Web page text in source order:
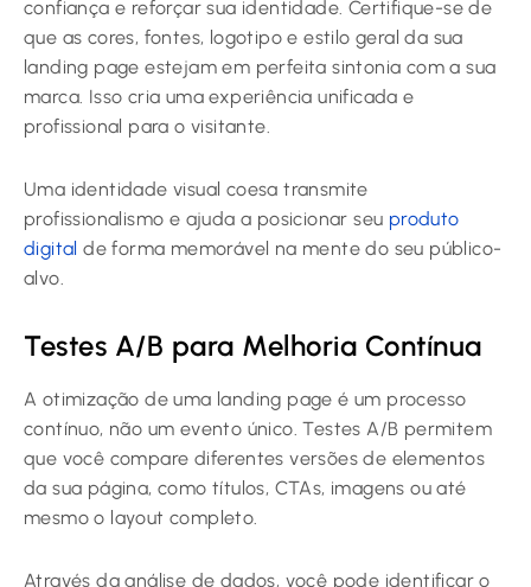
confiança e reforçar sua identidade. Certifique-se de
que as cores, fontes, logotipo e estilo geral da sua
landing page estejam em perfeita sintonia com a sua
marca. Isso cria uma experiência unificada e
profissional para o visitante.
Uma identidade visual coesa transmite
profissionalismo e ajuda a posicionar seu produto
digital de forma memorável na mente do seu público-
alvo.
Testes A/B para Melhoria Contínua
A otimização de uma landing page é um processo
contínuo, não um evento único. Testes A/B permitem
que você compare diferentes versões de elementos
da sua página, como títulos, CTAs, imagens ou até
mesmo o layout completo.
Através da análise de dados, você pode identificar o